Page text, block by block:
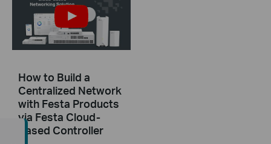
How to Build a
Centralized Network
with Festa Products
via Festa Cloud-
Based Controller